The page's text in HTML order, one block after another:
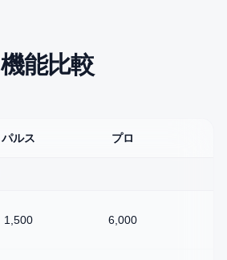
機能比較
パルス プロ
1,500 6,000